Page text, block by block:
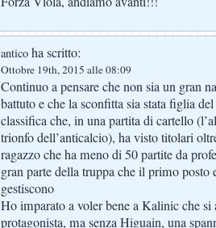
antico ha scritto:
Ottobre 19th, 2015 alle 08:09
Continuo a pensare che non sia un gran
battuto e che la sconfitta sia stata figlia
classifica che, in una partita di cartello
trionfo dell’anticalcio), ha visto titolari
ragazzo che ha meno di 50 partite da
gran parte della truppa che il primo posto
gestiscono
Ho imparato a voler bene a Kalinic che si
protagonista, ma senza Higuain, una